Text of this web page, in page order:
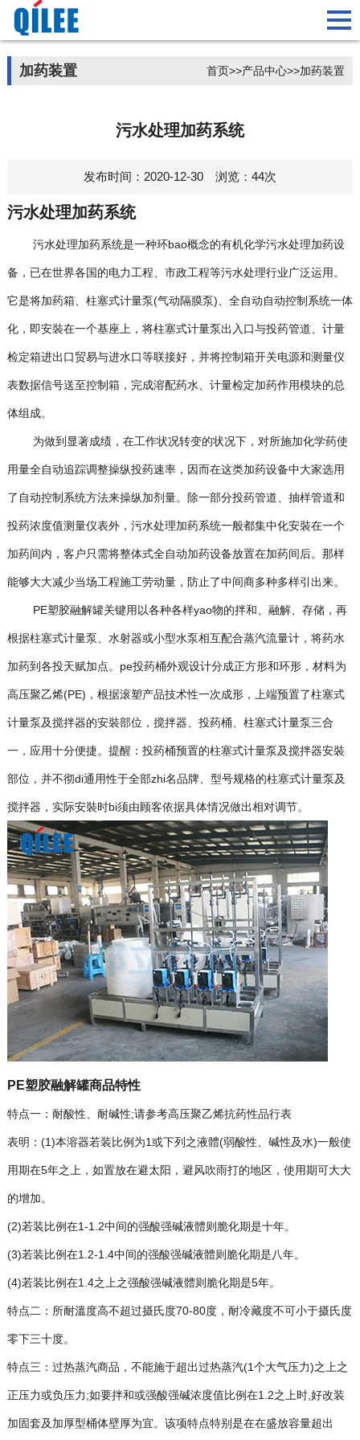
首页>>产品中心>>加药装置
加药装置
污水处理加药系统
发布时间：2020-12-30 浏览：44次
污水处理加药系统
污水处理加药系统是一种环bao概念的有机化学污水处理加药设
备，已在世界各国的电力工程、市政工程等污水处理行业广泛运用。
它是将加药箱、柱塞式计量泵(气动隔膜泵)、全自动自动控制系统一体
化，即安裝在一个基座上，将柱塞式计量泵出入口与投药管道、计量
检定箱进出口贸易与进水口等联接好，并将控制箱开关电源和测量仪
表数据信号送至控制箱，完成溶配药水、计量检定加药作用模块的总
体组成。
为做到显著成绩，在工作状况转变的状况下，对所施加化学药使
用量全自动追踪调整操纵投药速率，因而在这类加药设备中大家选用
了自动控制系统方法来操纵加剂量。除一部分投药管道、抽样管道和
投药浓度值测量仪表外，污水处理加药系统一般都集中化安裝在一个
加药间内，客户只需将整体式全自动加药设备放置在加药间后。那样
能够大大减少当场工程施工劳动量，防止了中间商多种多样引出来。
PE塑胶融解罐关键用以各种各样yao物的拌和、融解、存储，再
根据柱塞式计量泵、水射器或小型水泵相互配合蒸汽流量计，将药水
加药到各投天赋加点。pe投药桶外观设计分成正方形和环形，材料为
高压聚乙烯(PE)，根据滚塑产品技术性一次成形，上端预置了柱塞式
计量泵及搅拌器的安裝部位，搅拌器、投药桶、柱塞式计量泵三合
一，应用十分便捷。提醒：投药桶预置的柱塞式计量泵及搅拌器安裝
部位，并不彻di通用性于全部zhi名品牌、型号规格的柱塞式计量泵及
搅拌器，实际安裝时bi须由顾客依据具体情况做出相对调节。
PE塑胶融解罐商品特性
特点一：耐酸性、耐碱性;请参考高压聚乙烯抗药性品行表
表明：(1)本溶器若装比例为1或下列之液體(弱酸性、碱性及水)一般使
用期在5年之上，如置放在避太阳，避风吹雨打的地区，使用期可大大
的增加。
(2)若装比例在1-1.2中间的强酸强碱液體则脆化期是十年。
(3)若装比例在1.2-1.4中间的强酸强碱液體则脆化期是八年。
(4)若装比例在1.4之上之强酸强碱液體则脆化期是5年。
特点二：所耐溫度高不超过摄氏度70-80度，耐冷藏度不可小于摄氏度
零下三十度。
特点三：过热蒸汽商品，不能施于超出过热蒸汽(1个大气压力)之上之
正压力或负压力;如要拌和或强酸强碱浓度值比例在1.2之上时,好改装
加固套及加厚型桶体壁厚为宜。该项特点特别是在在盛放容量超出